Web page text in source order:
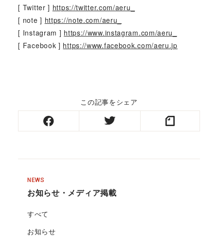
[ Twitter ] https://twitter.com/aeru_
[ note ] https://note.com/aeru_
[ Instagram ] https://www.instagram.com/aeru_
[ Facebook ] https://www.facebook.com/aeru.jp
この記事をシェア
NEWS
お知らせ・メディア掲載
すべて
お知らせ